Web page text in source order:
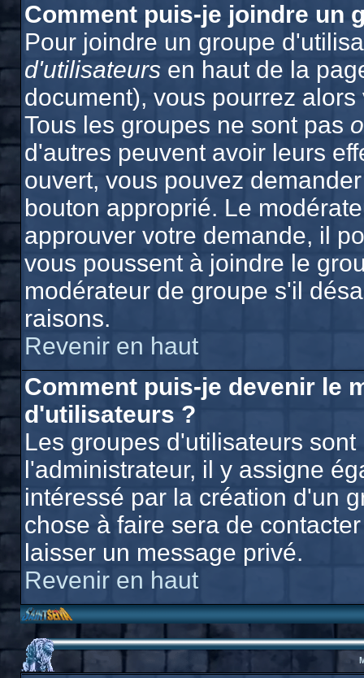
Comment puis-je joindre un
Pour joindre un groupe
d'utilisateursen haut de la
document), vous pourrez
Tous les groupes ne sont pas
d'autres peuvent avoir leurs
ouvert, vous pouvez
bouton approprié. Le
approuver votre demande, il
vous poussent à joindre le
modérateur de groupe s'il
raisons.
Revenir en haut
Comment puis-je devenir le
d'utilisateurs ?
Les groupes d'utilisateurs
l'administrateur, il y assigne
intéressé par la création d'un
chose à faire sera de
laisser un message privé.
Revenir en haut